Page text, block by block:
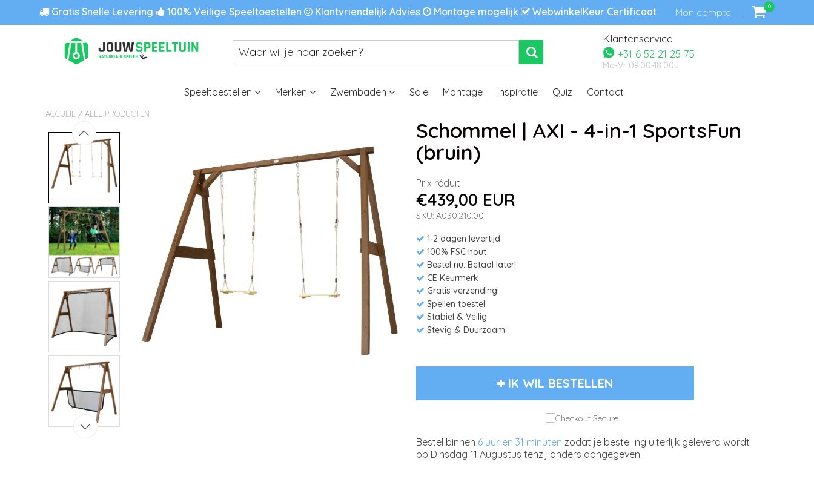
Gratis Snelle Levering 100% Veilige Speeltoestellen Klantvriendelijk Advies Montage mogelijk WebwinkelKeur Certificaat Mon compte 0
Klantenservice
+31 6 52 21 25 75
Ma-Vr 09.00-18.00u
Speeltoestellen Merken Zwembaden Sale Montage Inspiratie Quiz Contact
ACCUEIL / ALLE PRODUCTEN
Schommel | AXI - 4-in-1 SportsFun
(bruin)
Prix réduit
€439,00 EUR
SKU: A030.210.00
1-2 dagen levertijd
100% FSC hout
Bestel nu. Betaal later!
CE Keurmerk
Gratis verzending!
Spellen toestel
Stabiel & Veilig
Stevig & Duurzaam
IK WIL BESTELLEN
Bestel binnen 6 uur en 31 minutenzodat je bestelling uiterlijk geleverd wordt
op Dinsdag 11 Augustus tenzij anders aangegeven.